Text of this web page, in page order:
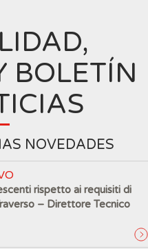
BOLETÍN
NOVEDADES
rispetto ai requisiti di
– Direttore Tecnico